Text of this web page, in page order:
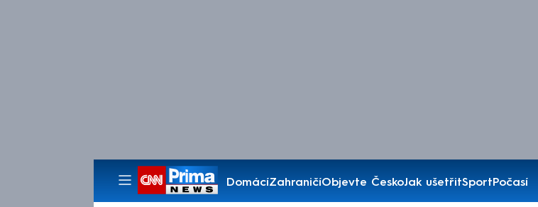
DomácíZahraničíObjevte ČeskoJak ušetřitSportPočasí
Pořady